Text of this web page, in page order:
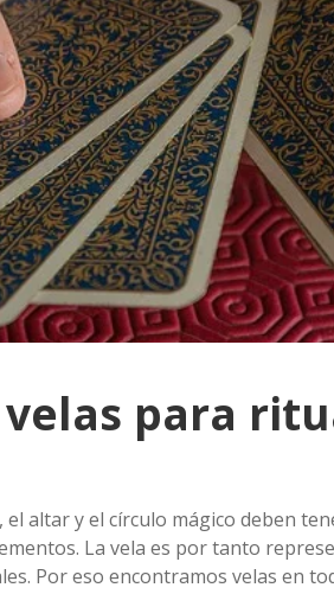
para
altar y el círculo mágico deben
La vela es por tanto
Por eso encontramos velas en